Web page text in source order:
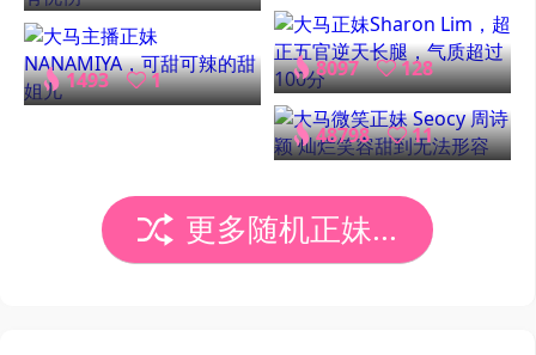
1493 1 8097 128
48798 11
更多随机正妹...